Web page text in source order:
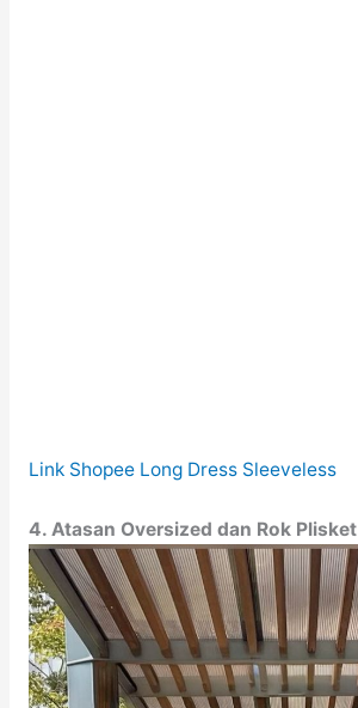
Link Shopee Long Dress Sleeveless
4. Atasan Oversized dan Rok Plisket